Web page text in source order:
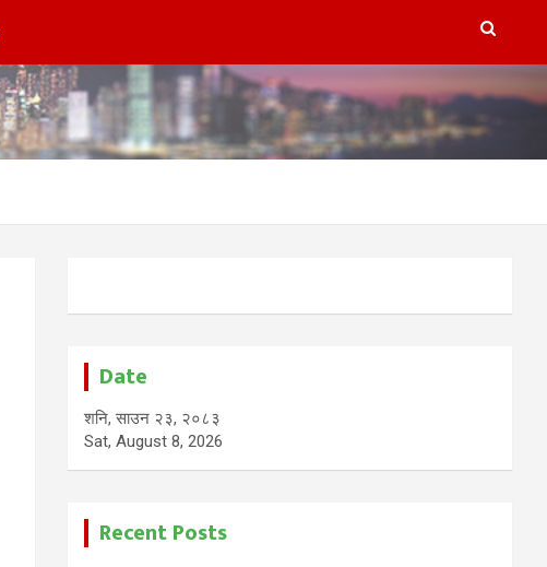
Date
शनि, साउन २३, २०८३
Sat, August 8, 2026
Recent Posts